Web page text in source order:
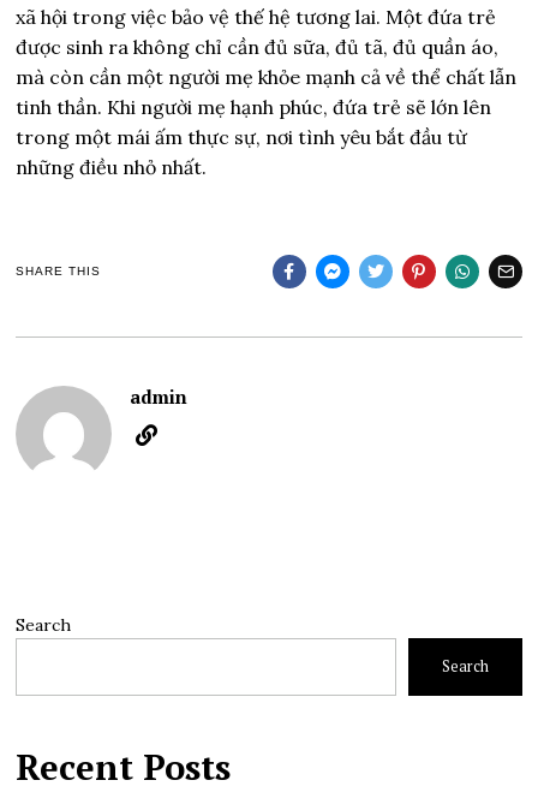
xã hội trong việc bảo vệ thế hệ tương lai. Một đứa trẻ
được sinh ra không chỉ cần đủ sữa, đủ tã, đủ quần áo,
mà còn cần một người mẹ khỏe mạnh cả về thể chất lẫn
tinh thần. Khi người mẹ hạnh phúc, đứa trẻ sẽ lớn lên
trong một mái ấm thực sự, nơi tình yêu bắt đầu từ
những điều nhỏ nhất.
SHARE THIS
admin
Search
Search
Recent Posts